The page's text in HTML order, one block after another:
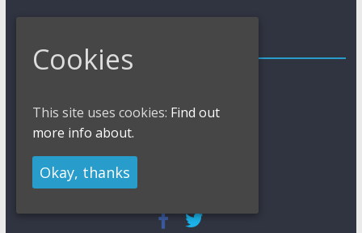
Impressum
Cookies Policy
Cookies
This site uses cookies: Find out
more info about.
Okay, thanks